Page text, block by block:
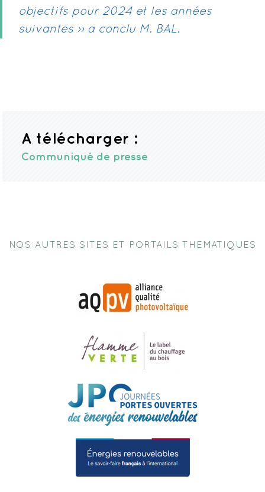
objectifs pour 2024 et les années
suivantes ›› a conclu M. BAL.
A télécharger :
Communiqué de presse
NOS AUTRES SITES ET PORTAILS THEMATIQUES